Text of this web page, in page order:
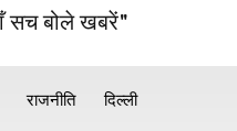
सच बोले खबरें"
राजनीति दिल्ली